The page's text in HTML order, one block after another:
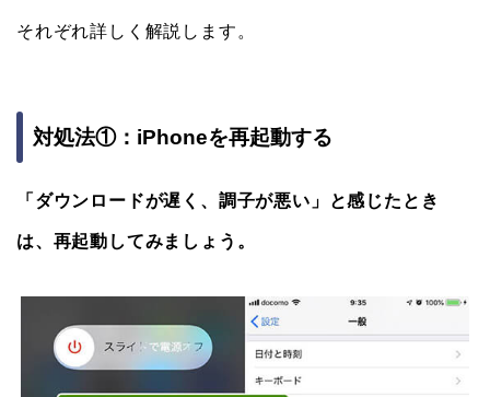
それぞれ詳しく解説します。
対処法①：iPhoneを再起動する
「ダウンロードが遅く、調子が悪い」と感じたとき
は、再起動してみましょう。